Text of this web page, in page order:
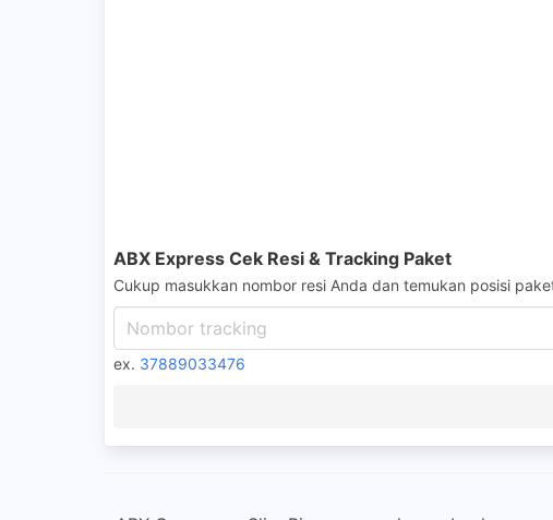
ABX Express Cek Resi & Tracking Paket
Cukup masukkan nombor resi Anda dan temukan posisi
ex. 37889033476